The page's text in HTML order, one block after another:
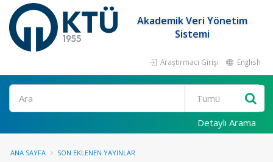
Akademik Veri Yönetim
Sistemi
Araştırmacı Girişi English
Ara
Detaylı Arama
ANA SAYFA SON EKLENEN YAYINLAR